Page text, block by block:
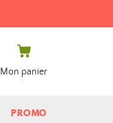
PROMO
Mon panier